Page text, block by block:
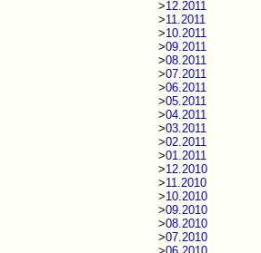
>12.2011
>11.2011
>10.2011
>09.2011
>08.2011
>07.2011
>06.2011
>05.2011
>04.2011
>03.2011
>02.2011
>01.2011
>12.2010
>11.2010
>10.2010
>09.2010
>08.2010
>07.2010